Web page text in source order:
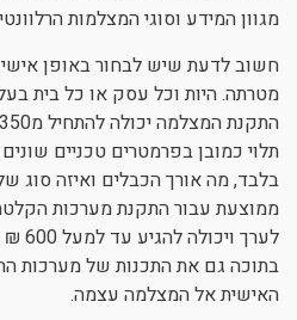
מגוון המידע וסוגי המצלמות
חשוב לדעת שיש לבחור באופן
מטרתה. היות וכל עסק או כל בית
תלוי כמובן בפרמטרים טכניים
בלבד, מה אורך הכבלים ואיזה סוג
בתוכה גם את התכנות של מערכות
האישית אל המצלמה עצמה.